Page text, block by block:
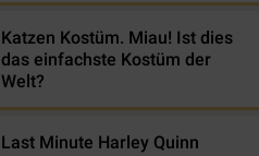
Katzen Kostüm. Miau! Ist dies
das einfachste Kostüm der
Welt?
Last Minute Harley Quinn